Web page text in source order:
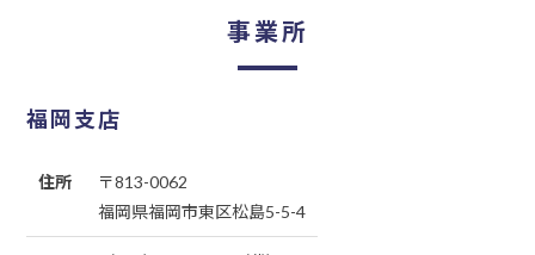
事業所
福岡支店
住所
〒813-0062
福岡県福岡市東区松島5-5-4